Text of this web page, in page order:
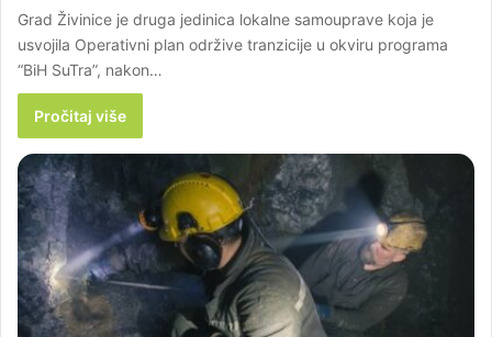
Grad Živinice je druga jedinica lokalne samouprave koja je
usvojila Operativni plan održive tranzicije u okviru programa
“BiH SuTra”, nakon…
Pročitaj više